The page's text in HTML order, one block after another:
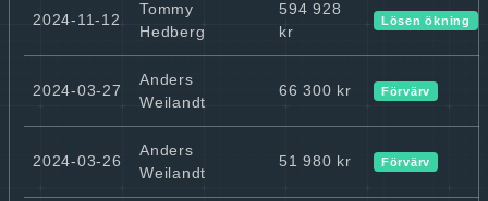
2024-11-12
Tommy
Hedberg
594 928
kr
Lösen ökning
2024-03-27
Anders
Weilandt
66 300 kr Förvärv
2024-03-26
Anders
Weilandt
51 980 kr Förvärv